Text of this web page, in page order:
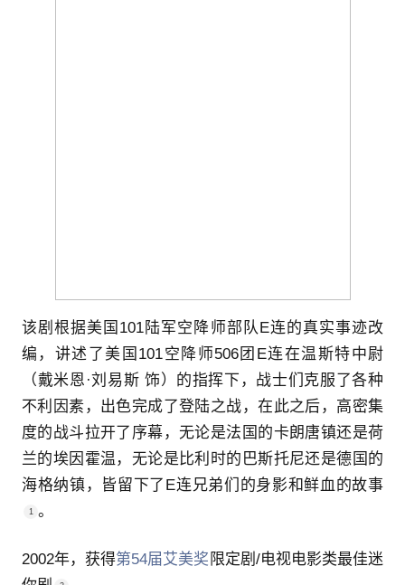
该剧根据美国101陆军空降师部队E连的真实事迹改
编 ，讲述了美国101空降师506团E连在温斯特中尉
（戴米恩·刘易斯 饰） 的指挥下，战士们克服了各种
不利因素，出色完成了登陆之战，在此之后，高密集
度的战斗拉开了序幕，无论是法国的卡朗唐镇还是荷
兰的埃因霍温，无论是比利时的巴斯托尼还是德国的
海格纳镇，皆留下了E连兄弟们的身影和鲜血的故事
1 。
2002年，获得第54届艾美奖 限定剧/电视电影类最佳迷